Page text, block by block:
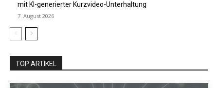
mit KI-generierter Kurzvideo-Unterhaltung
7. August 2026
TOP ARTIKEL